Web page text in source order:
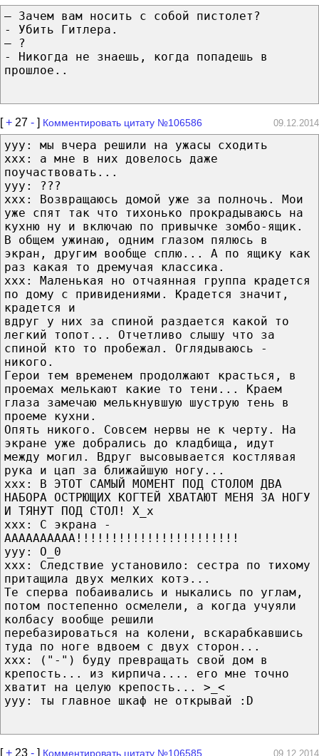
— Зачем вам носить с собой пистолет?
- Убить Гитлера.
— ?
- Никогда не знаешь, когда попадешь в
прошлое..
[+ 27 - ] Комментировать цитату №106586 09.12.2014
yyy: мы вчера решили на ужасы сходить
xxx: а мне в них довелось даже
поучаствовать...
yyy: ???
xxx: Возвращаюсь домой уже за полночь. Мои
уже спят так что тихонько прокрадываюсь на
кухню ну и включаю по привычке зомбо-ящик.
В общем ужинаю, одним глазом пялюсь в
экран, другим вообще сплю... А по ящику как
раз какая то дремучая классика.
xxx: Маленькая но отчаянная группа крадется
по дому с привидениями. Крадется значит,
крадется и
вдруг у них за спиной раздается какой то
легкий топот... Отчетливо слышу что за
спиной кто то пробежал. Оглядываюсь -
никого.
Герои тем временем продолжают красться, в
проемах мелькают какие то тени... Краем
глаза замечаю мелькнувшую шуструю тень в
проеме кухни.
Опять никого. Совсем нервы не к черту. На
экране уже добрались до кладбища, идут
между могил. Вдруг высовывается костлявая
рука и цап за ближайшую ногу...
xxx: В ЭТОТ САМЫЙ МОМЕНТ ПОД СТОЛОМ ДВА
НАБОРА ОСТРЮЩИХ КОГТЕЙ ХВАТАЮТ МЕНЯ ЗА НОГУ
И ТЯНУТ ПОД СТОЛ! X_x
xxx: С экрана -
АААААААААА!!!!!!!!!!!!!!!!!!!!!!!
yyy: O_0
xxx: Следствие установило: сестра по тихому
притащила двух мелких котэ...
Те сперва побаивались и ныкались по углам,
потом постепенно осмелели, а когда учуяли
колбасу вообще решили
перебазироваться на колени, вскарабкавшись
туда по ноге вдвоем с двух сторон...
xxx: ("-") буду превращать свой дом в
крепость... из кирпича.... его мне точно
хватит на целую крепость... >_<
yyy: ты главное шкаф не открывай :D
[+ 23 - ] Комментировать цитату №106585 09.12.2014